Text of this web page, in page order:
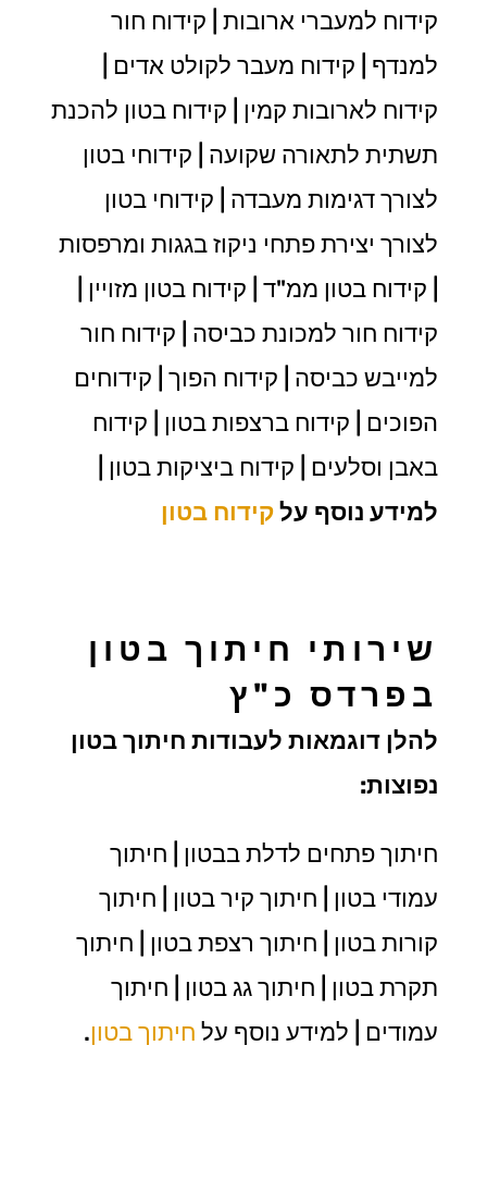
קידוח למעברי ארובות | קידוח חור
למנדף | קידוח מעבר לקולט אדים |
קידוח לארובות קמין | קידוח בטון להכנת
תשתית לתאורה שקועה | קידוחי בטון
לצורך דגימות מעבדה | קידוחי בטון
לצורך יצירת פתחי ניקוז בגגות ומרפסות
| קידוח בטון ממ"ד | קידוח בטון מזויין |
קידוח חור למכונת כביסה | קידוח חור
למייבש כביסה | קידוח הפוך | קידוחים
הפוכים | קידוח ברצפות בטון | קידוח
באבן וסלעים | קידוח ביציקות בטון |
למידע נוסף עלקידוח בטון
שירותי חיתוך בטון
בפרדס כ"ץ
להלן דוגמאות לעבודות חיתוך בטון
נפוצות:
חיתוך פתחים לדלת בבטון | חיתוך
עמודי בטון | חיתוך קיר בטון | חיתוך
קורות בטון | חיתוך רצפת בטון | חיתוך
תקרת בטון | חיתוך גג בטון | חיתוך
עמודים | למידע נוסף על חיתוך בטון.